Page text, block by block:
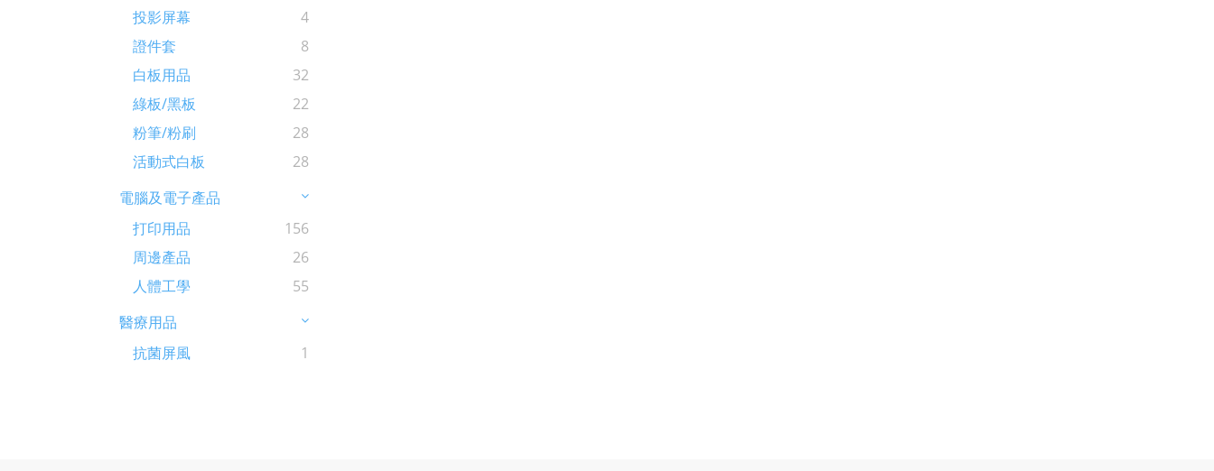
投影屏幕
4
證件套
8
白板用品
32
綠板/黑板
22
粉筆/粉刷
28
活動式白板
28
電腦及電子產品
打印用品
156
周邊產品
26
人體工學
55
醫療用品
抗菌屏風
1